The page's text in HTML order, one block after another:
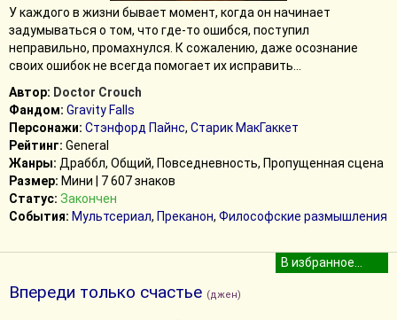
У каждого в жизни бывает момент, когда он начинает
задумываться о том, что где-то ошибся, поступил
неправильно, промахнулся. К сожалению, даже осознание
своих ошибок не всегда помогает их исправить...
Автор: Doctor Crouch
Фандом: Gravity Falls
Персонажи: Стэнфорд Пайнс, Старик МакГаккет
Рейтинг: General
Жанры: Драббл, Общий, Повседневность, Пропущенная сцена
Размер: Мини | 7 607 знаков
Статус: Закончен
События: Мультсериал, Преканон, Философские размышления
Впереди только счастье (джен)